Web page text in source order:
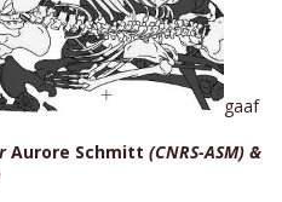
gaaf
Aurore Schmitt (CNRS-ASM) &